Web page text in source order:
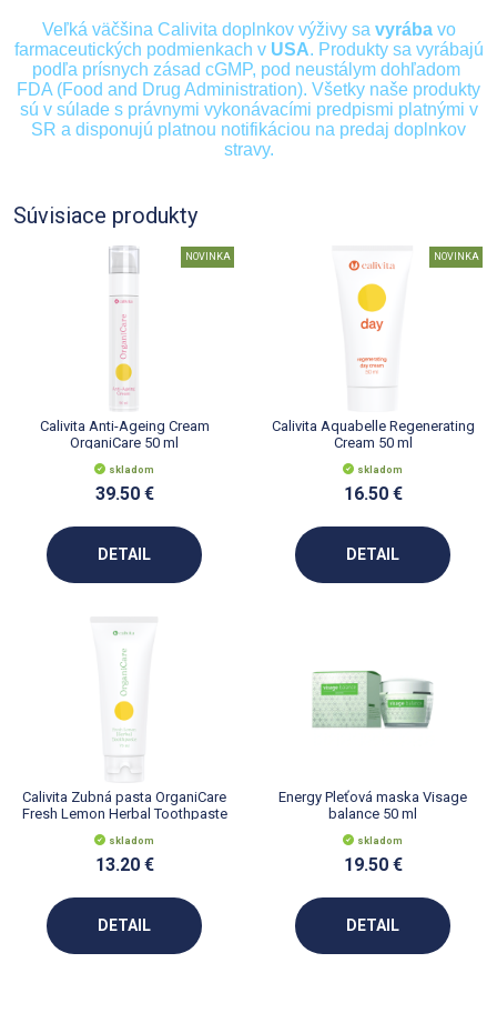
Veľká väčšina Calivita doplnkov výživy sa vyrábavo
farmaceutických podmienkach v USA. Produkty sa vyrábajú
podľa prísnych zásad cGMP, pod neustálym dohľadom
FDA (Food and Drug Administration). Všetky naše produkty
sú v súlade s právnymi vykonávacími predpismi platnými v
SR a disponujú platnou notifikáciou na predaj doplnkov
stravy.
Súvisiace produkty
NOVINKA
Calivita Anti-Ageing Cream
OrganiCare 50 ml
skladom
39.50 €
DETAIL
NOVINKA
Calivita Aquabelle Regenerating
Cream 50 ml
skladom
16.50 €
DETAIL
Calivita Zubná pasta OrganiCare
Fresh Lemon Herbal Toothpaste
skladom
13.20 €
DETAIL
Energy Pleťová maska Visage
balance 50 ml
skladom
19.50 €
DETAIL